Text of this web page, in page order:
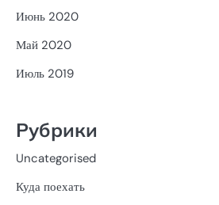
Июнь 2020
Май 2020
Июль 2019
Рубрики
Uncategorised
Куда поехать